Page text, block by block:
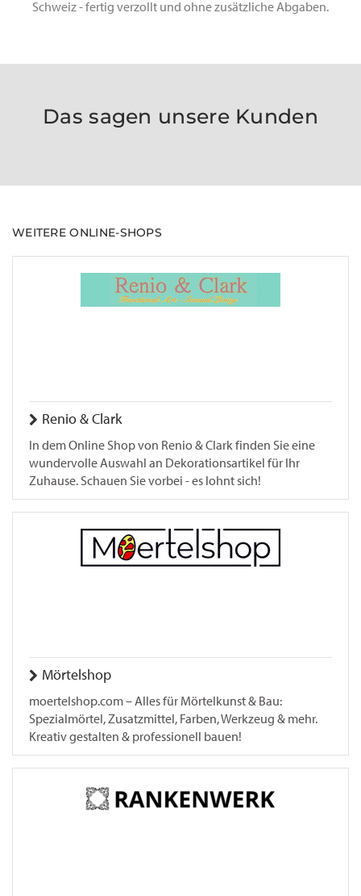
Schweiz - fertig verzollt und ohne zusätzliche Abgaben.
Das sagen unsere Kunden
WEITERE ONLINE-SHOPS
Renio & Clark
In dem Online Shop von Renio & Clark finden Sie eine
wundervolle Auswahl an Dekorationsartikel für Ihr
Zuhause. Schauen Sie vorbei - es lohnt sich!
Mörtelshop
moertelshop.com – Alles für Mörtelkunst & Bau:
Spezialmörtel, Zusatzmittel, Farben, Werkzeug & mehr.
Kreativ gestalten & professionell bauen!